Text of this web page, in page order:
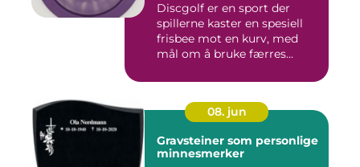
Discgolf er en sport der
spillerne kaster en spesiell
frisbee mot en kurv, med
mål om å bruke færres...
08. jun
Gravsteiner som personlige
minnesmerker